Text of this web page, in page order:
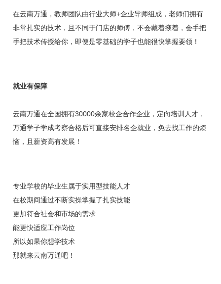
在云南万通，教师团队由行业大师+企业导师组成，老师们拥有
非常扎实的技术，且不同于门店的师傅，不会藏着掖着，会手把
手把技术传授给你，即便是零基础的学子也能很快掌握要领！
就业有保障
云南万通在全国拥有30000余家校企合作企业，定向培训人才，
万通学子学成考察合格后可直接安排名企就业，免去找工作的烦
恼，且薪资高有发展！
专业学校的毕业生属于实用型技能人才
在校期间通过不断实操掌握了扎实技能
更加符合社会和市场的需求
能更快适应工作岗位
所以如果你想学技术
那就来云南万通吧！